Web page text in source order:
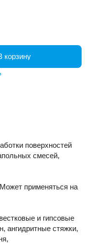
корзину
поверхностей
смесей,
применяться на
и гипсовые
ангидритные стяжки,